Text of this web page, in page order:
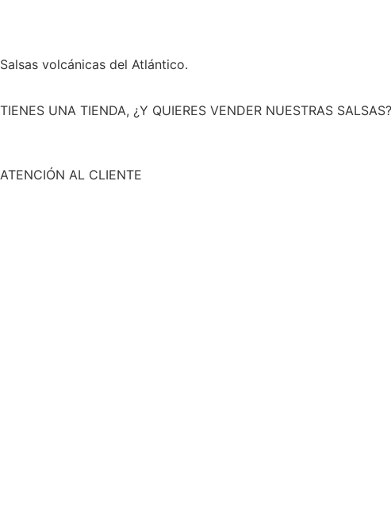
Salsas volcánicas del Atlántico.
TIENES UNA TIENDA, ¿Y QUIERES VENDER NUESTRAS SALSAS?
ATENCIÓN AL CLIENTE